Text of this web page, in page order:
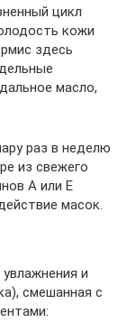
цикл
кожи
здесь
масло,
раз в неделю
из свежего
А или Е
масок.
и
смешанная с